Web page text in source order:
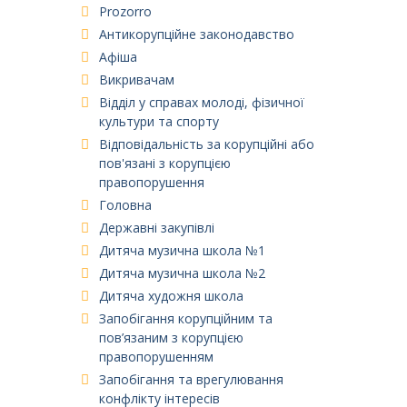
Prozorro
Антикорупційне законодавство
Афіша
Викривачам
Відділ у справах молоді, фізичної
культури та спорту
Відповідальність за корупційні або
пов'язані з корупцією
правопорушення
Головна
Державні закупівлі
Дитяча музична школа №1
Дитяча музична школа №2
Дитяча художня школа
Запобігання корупційним та
пов’язаним з корупцією
правопорушенням
Запобігання та врегулювання
конфлікту інтересів